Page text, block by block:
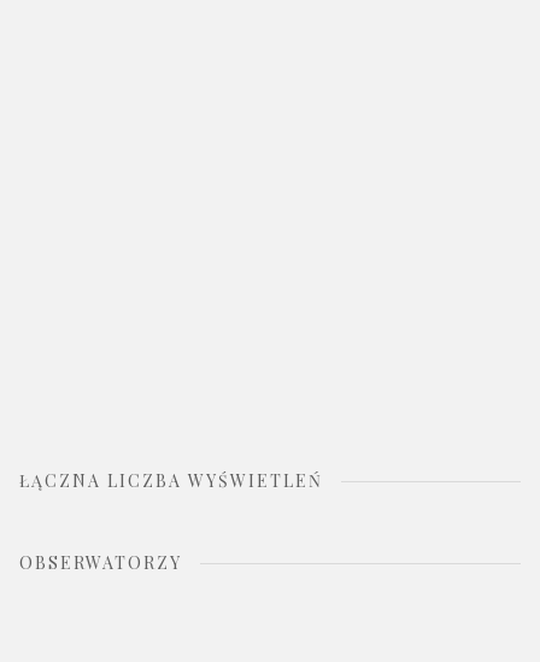
ŁĄCZNA LICZBA WYŚWIETLEŃ
OBSERWATORZY